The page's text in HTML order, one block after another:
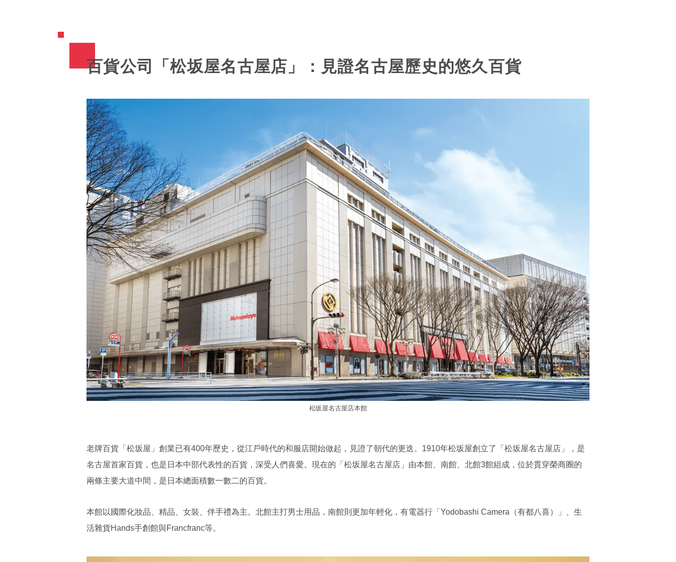
百貨公司「松坂屋名古屋店」：見證名古屋歷史的悠久百貨
松坂屋名古屋店本館
老牌百貨「松坂屋」創業已有400年歷史，從江戶時代的和服店開始做起，見證了朝代的更迭。1910年松坂屋創立了「松坂屋名古屋店」，是
名古屋首家百貨，也是日本中部代表性的百貨，深受人們喜愛。現在的「松坂屋名古屋店」由本館、南館、北館3館組成，位於貫穿榮商圈的
兩條主要大道中間，是日本總面積數一數二的百貨。
本館以國際化妝品、精品、女裝、伴手禮為主。北館主打男士用品，南館則更加年輕化，有電器行「Yodobashi Camera（有都八喜）」、生
活雜貨Hands手創館與Francfranc等。